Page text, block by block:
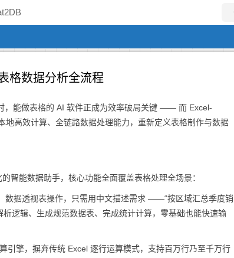
格数据分析全流程
，能做表格的 AI 软件正成为效率破局关键 —— 而 Excel-
高效计算、全链路数据处理能力，重新定义表格制作与数据
智能数据助手，核心功能全面覆盖表格处理全场景：
数据透视表操作，只需用中文描述需求 ——“按区域汇总季度销
逻辑、生成规范数据表、完成统计计算，零基础也能快速输
引擎，摒弃传统 Excel 逐行运算模式，支持百万行乃至千万行